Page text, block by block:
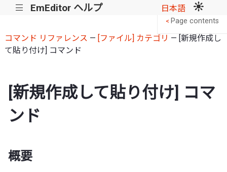
||| EmEditor ヘルプ 日本語
コマンド リファレンス — [ファイル] カテゴリ — [新規作成し
て貼り付け] コマンド
[新規作成して貼り付け] コマ
ンド
概要
< Page contents